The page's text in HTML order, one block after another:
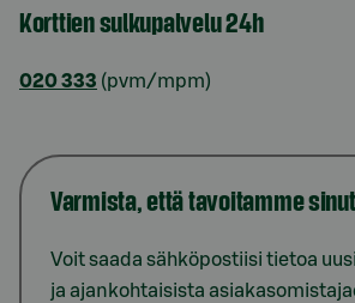
Korttien sulkupalvelu 24h
020 333 (pvm/mpm)
Varmista, että tavoitamme sinut
Voit saada sähköpostiisi tietoa
ja ajankohtaisista